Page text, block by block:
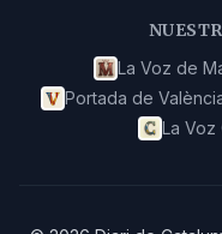
La Voz de
Portada de
La Voz